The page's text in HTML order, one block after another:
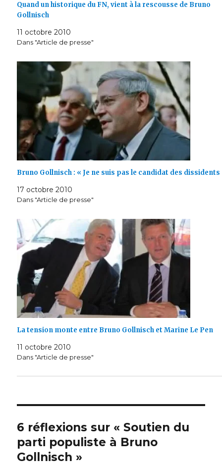
Quand un historique du FN, vient à la rescousse de Bruno
Gollnisch
11 octobre 2010
Dans "Article de presse"
Bruno Gollnisch : « Je ne suis pas le candidat des dissidents
17 octobre 2010
Dans "Article de presse"
La tension monte entre Bruno Gollnisch et Marine Le Pen
11 octobre 2010
Dans "Article de presse"
6 réflexions sur « Soutien du
parti populiste à Bruno
Gollnisch »